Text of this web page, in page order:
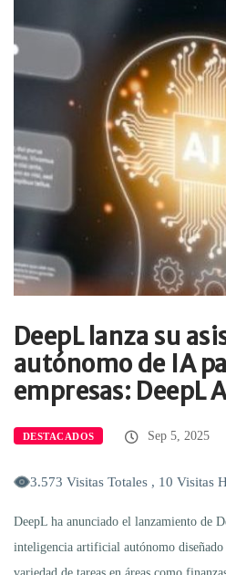
DeepL lanza su
autónomo de IA
empresas: DeepL
DESTACADOS Sep 5, 2025
3.573 Visitas Totales , 10 Visitas
DeepL ha anunciado el lanzamiento de
inteligencia artificial autónomo